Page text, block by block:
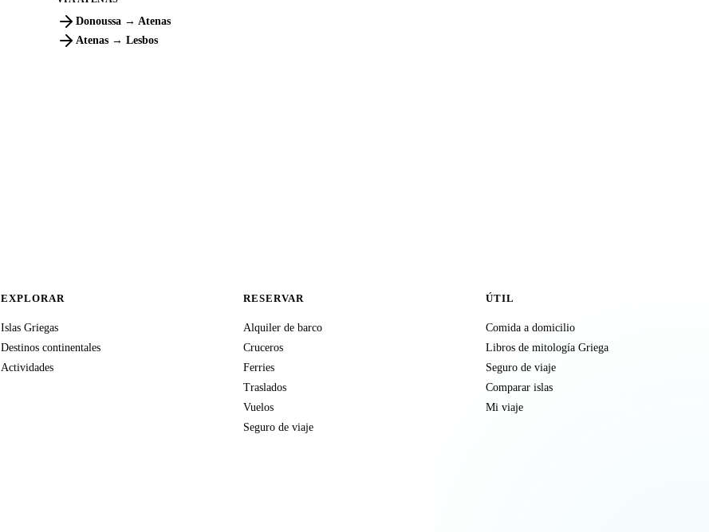
Donoussa → Atenas
Atenas → Lesbos
EXPLORAR
Islas Griegas
Destinos continentales
Actividades
RESERVAR
Alquiler de barco
Cruceros
Ferries
Traslados
Vuelos
Seguro de viaje
ÚTIL
Comida a domicilio
Libros de mitología Griega
Seguro de viaje
Comparar islas
Mi viaje